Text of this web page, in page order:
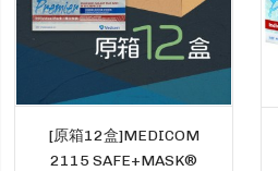
[原箱12盒]MEDICOM
2115 SAFE+MASK®